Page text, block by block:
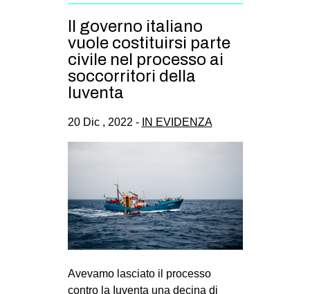
Il governo italiano
vuole costituirsi parte
civile nel processo ai
soccorritori della
Iuventa
20 Dic , 2022 - IN EVIDENZA
Avevamo lasciato il processo
contro la Iuventa una decina di